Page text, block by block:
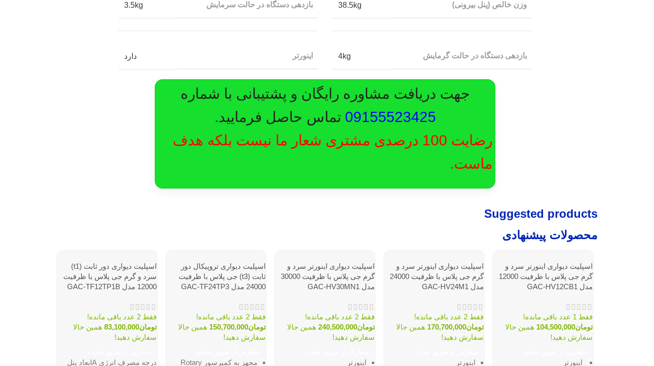
وزن خالص (پنل بیرونی) 38.5kg بازدهی دستگاه در حالت سرمایش 3.5kg
بازدهی دستگاه در حالت گرمایش 4kg اینورتر دارد
جهت دریافت مشاوره رایگان و پشتیبانی با شماره
09155523425 تماس حاصل فرمایید.
رضایت 100 درصدی مشتری شعار ما نیست بلکه هدف
ماست.
Suggested products
محصولات پیشنهادی
اسپلیت دیواری اینورتر سرد و
گرم جی پلاس با ظرفیت 12000
مدل GAC-HV12CB1
فقط 1 عدد باقی مانده!
تومان104,500,000 همین حالا
سفارش دهید!
اینورتر
اسپلیت دیواری اینورتر سرد و
گرم جی پلاس با ظرفیت 24000
مدل GAC-HV24M1
فقط 2 عدد باقی مانده!
تومان170,700,000 همین حالا
سفارش دهید!
اینورتر
اسپلیت دیواری اینورتر سرد و
گرم جی پلاس با ظرفیت 30000
مدل GAC-HV30MN1
فقط 2 عدد باقی مانده!
تومان240,500,000 همین حالا
سفارش دهید!
اینورتر
اسپلیت دیواری تروپیکال دور
ثابت (t3) جی پلاس با ظرفیت
24000 مدل GAC-TF24TP3
فقط 2 عدد باقی مانده!
تومان150,700,000 همین حالا
سفارش دهید!
مجهز به کمپرسور Rotary
اسپلیت دیواری دور ثابت (t1)
سرد و گرم جی پلاس با ظرفیت
12000 مدل GAC-TF12TP1B
فقط 2 عدد باقی مانده!
تومان83,100,000 همین حالا
سفارش دهید!
درجه مصرف انرژی Aابعاد پنل